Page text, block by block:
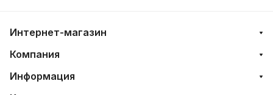
Интернет-магазин
Компания
Информация